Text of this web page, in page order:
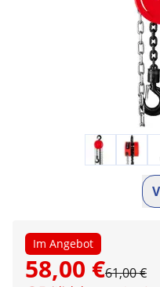
Im Angebot
58,00 €61,00 €